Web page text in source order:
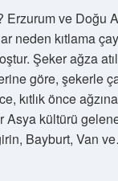
ve Doğu
neden kıtlama
Şeker ağza
göre, şekerle
kıtlık önce
Asya kültürü
Bayburt, Van